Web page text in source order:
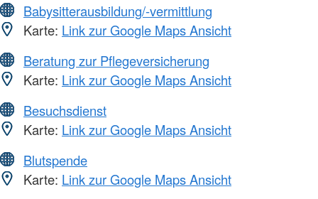
Babysitterausbildung/-vermittlung
Karte: Link zur Google Maps Ansicht
Beratung zur Pflegeversicherung
Karte: Link zur Google Maps Ansicht
Besuchsdienst
Karte: Link zur Google Maps Ansicht
Blutspende
Karte: Link zur Google Maps Ansicht